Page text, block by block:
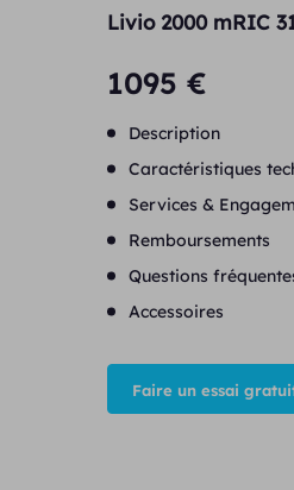
Livio 2000 mRIC
1095 €
Description
Caractéristiques
Services &
Remboursements
Questions
Accessoires
Faire un essai